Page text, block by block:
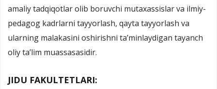
amaliy tadqiqotlar olib boruvchi mutaxassislar va ilmiy-
pedagog kadrlarni tayyorlash, qayta tayyorlash va
ularning malakasini oshirishni ta’minlaydigan tayanch
oliy ta’lim muassasasidir.
JIDU FAKULTETLARI: